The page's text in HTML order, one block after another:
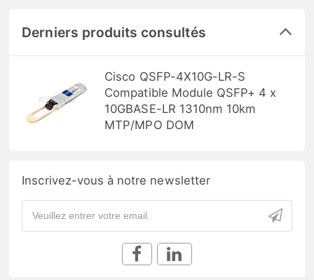
Derniers produits consultés
Cisco QSFP-4X10G-LR-S
Compatible Module QSFP+ 4 x
10GBASE-LR 1310nm 10km
MTP/MPO DOM
Inscrivez-vous à notre newsletter